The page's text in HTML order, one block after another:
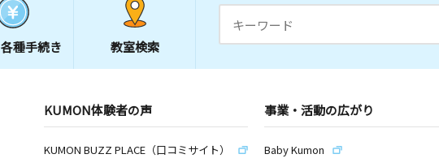
各種手続き 教室検索
KUMON体験者の声
KUMON BUZZ PLACE（口コミサイト）
事業・活動の広がり
Baby Kumon